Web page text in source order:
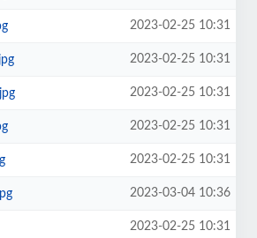
2023-02-25 10:31
2023-02-25 10:31
2023-02-25 10:31
2023-02-25 10:31
2023-02-25 10:31
2023-03-04 10:36
2023-02-25 10:31